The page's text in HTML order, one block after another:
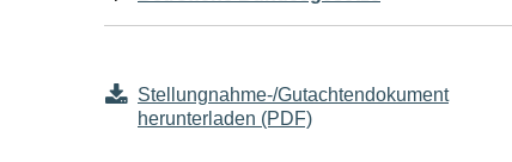
Stellungnahme-/Gutachtendokument
herunterladen (PDF)